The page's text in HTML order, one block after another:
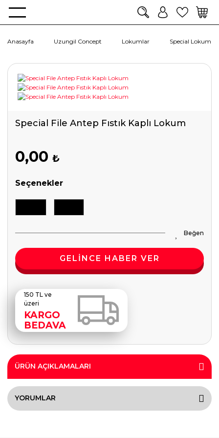
Anasayfa Uzungil Concept Lokumlar Special Lokumlar
Special File Antep Fıstık Kaplı Lokum
0,00 ₺
Seçenekler
GELİNCE HABER VER
150 TL ve
üzeri
KARGO
BEDAVA
ÜRÜN AÇIKLAMALARI
YORUMLAR